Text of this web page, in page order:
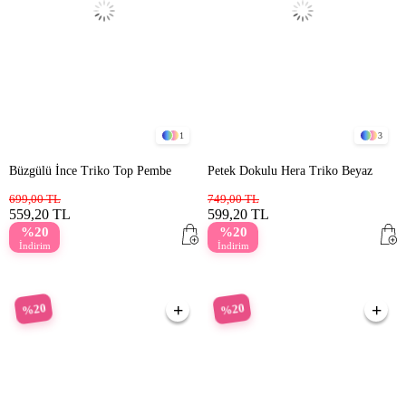
1
Büzgülü İnce Triko Top Pembe
559,20 TL
699,00 TL
%20
İndirim
3
Petek Dokulu Hera Triko Beyaz
599,20 TL
749,00 TL
%20
İndirim
%20 %20